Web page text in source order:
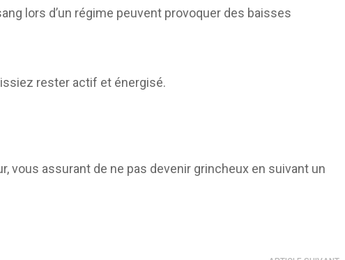
lors d’un régime peuvent provoquer des baisses
rester actif et énergisé.
vous assurant de ne pas devenir grincheux en suivant un